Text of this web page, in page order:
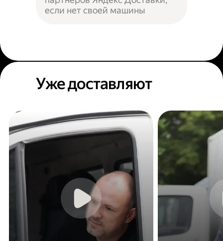
если нет своей машины
Уже доставляют